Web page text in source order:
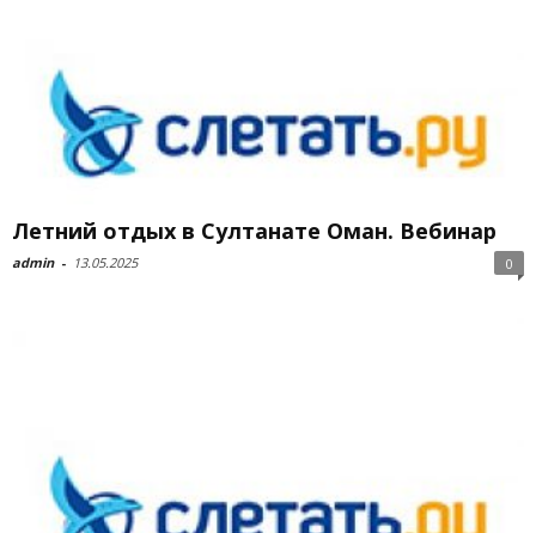
Летний отдых в Султанате Оман. Вебинар
admin - 13.05.2025 0